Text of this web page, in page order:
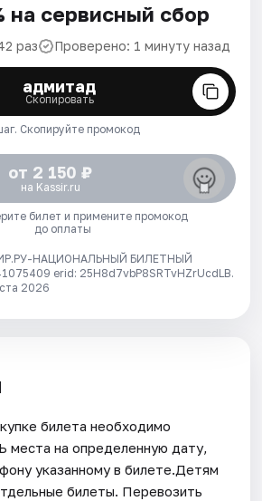
на сервисный сбор
раз Проверено: 1 минуту назад
адмитад
Скопировать
Скопируйте промокод
от 2 150 ₽
на Kassir.ru
билет и примените промокод
до оплаты
НАЦИОНАЛЬНЫЙ БИЛЕТНЫЙ
erid: 25H8d7vbP8SRTvHZrUcdLB.
2026
билета необходимо
на определенную дату,
указанному в билете.Детям
билеты. Перевозить